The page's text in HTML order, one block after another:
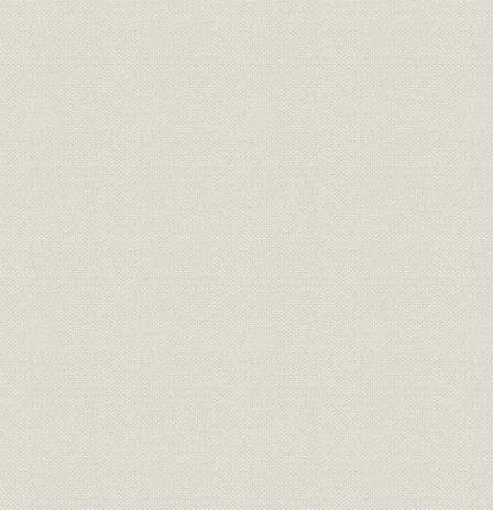
[6] 1万分の1秒をとらえる
[7] 週刊誌を先取りする
[8] 魅せて、読ませる錬金術
[9] 増紙六万、即売も驚異の伸び
[10] 燃えて、不況乗り切り
[11] 全社協力の青梅報知マラソン
[12] スポーツ本刊行が強み
社屋案内図
よき時代のよき先輩たち スポーツ紙の原型はここから......(座談会)
第3章 西の拠点、大阪の熱気 ハイライト(平成3~4年)
[1] 紙面鮮やかオフ輪本番